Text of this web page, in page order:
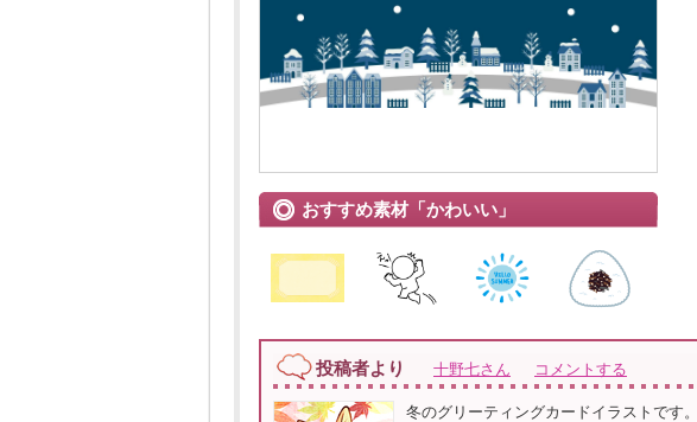
おすすめ素材「かわいい」
投稿者より 十野七さん コメントする
冬のグリーティングカードイラストです